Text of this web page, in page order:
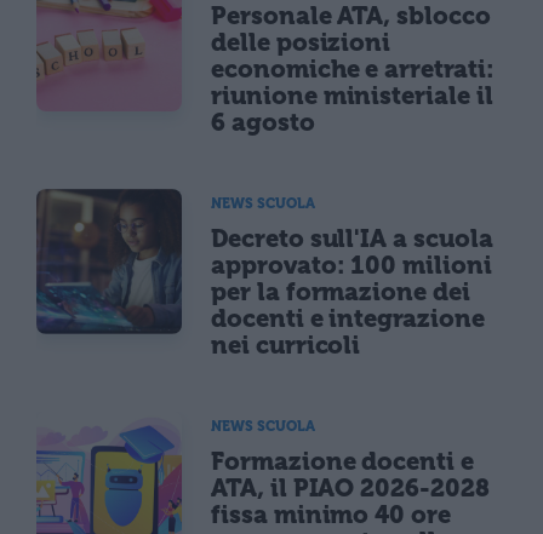
Personale ATA, sblocco
delle posizioni
economiche e arretrati:
riunione ministeriale il
6 agosto
NEWS SCUOLA
Decreto sull'IA a scuola
approvato: 100 milioni
per la formazione dei
docenti e integrazione
nei curricoli
NEWS SCUOLA
Formazione docenti e
ATA, il PIAO 2026-2028
fissa minimo 40 ore